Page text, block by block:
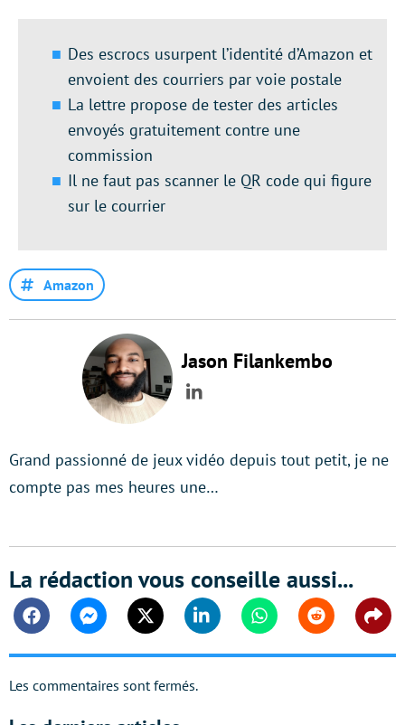
Des escrocs usurpent l’identité d’Amazon et
envoient des courriers par voie postale
La lettre propose de tester des articles
envoyés gratuitement contre une
commission
Il ne faut pas scanner le QR code qui figure
sur le courrier
Amazon
Jason Filankembo
LinkedIn
Grand passionné de jeux vidéo depuis tout petit, je ne
compte pas mes heures une…
La rédaction vous conseille aussi...
FacebookMessengerTwitter Linkedin WhatsappReddit
Les commentaires sont fermés.